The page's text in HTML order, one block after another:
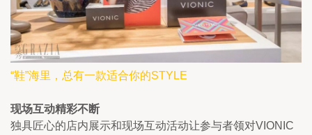
“鞋”海里，总有一款适合你的STYLE
现场互动精彩不断
独具匠心的店内展示和现场互动活动让参与者领对VIONIC